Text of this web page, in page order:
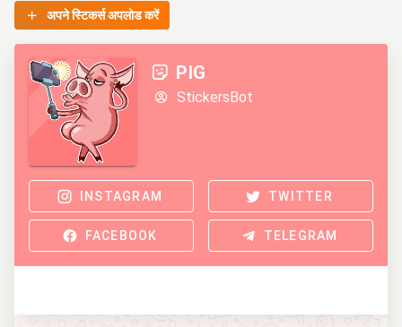
अपने स्टिकर्स अपलोड करें
PIG
StickersBot
INSTAGRAM TWITTER
FACEBOOK TELEGRAM